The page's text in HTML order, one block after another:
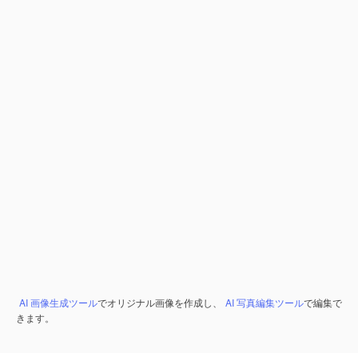
AI 画像生成ツールでオリジナル画像を作成し、 AI 写真編集ツールで編集で
きます。